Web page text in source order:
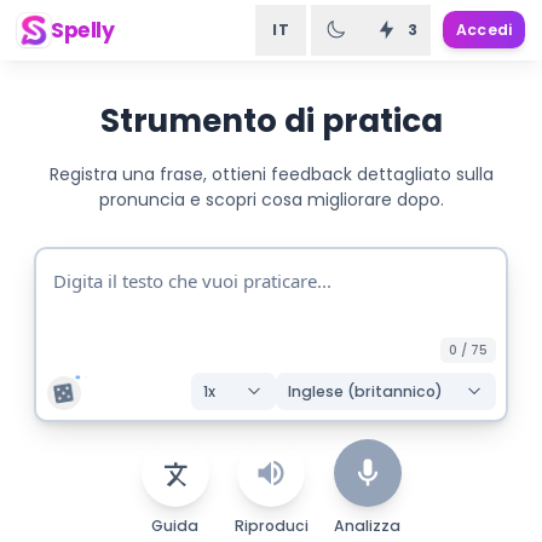
Spelly IT 3 Accedi
Strumento di pratica
Registra una frase, ottieni feedback dettagliato sulla
pronuncia e scopri cosa migliorare dopo.
0 / 75
1x Inglese (britannico)
Guida Riproduci Analizza